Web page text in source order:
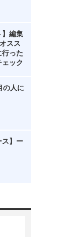
】編集
スス
行った
ック
の人に
ス】ー